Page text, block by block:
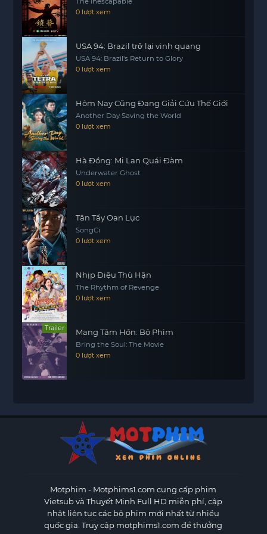
đầy kịch tính từ bộ phim này.
0 lượt xem
USA 94: Brazil trở lại vinh quang
USA 94: Brazil's Return to Glory
0 lượt xem
Hôm Nay Cũng Đang Giải Cứu Thế Giới
Another Day Saving the World
0 lượt xem
Hà Đồng: Mi Lan Quái Đàm
Underwater Ghost
0 lượt xem
Tân Tẩy Oan Lục
SongCi
0 lượt xem
Nhịp Điệu Thù Hận
The Rhythm of Revenge
0 lượt xem
Trailer Mang Tâm Hồn: Bộ Phim
Bring the Soul: The Movie
0 lượt xem
Motphim - Motphims1.com cung cấp phim
Vietsub và Thuyết Minh Full HD miễn phí, cập
nhật liên tục các bộ phim mới nhất từ nhiều
quốc gia. Truy cập motphims1.com để thưởng